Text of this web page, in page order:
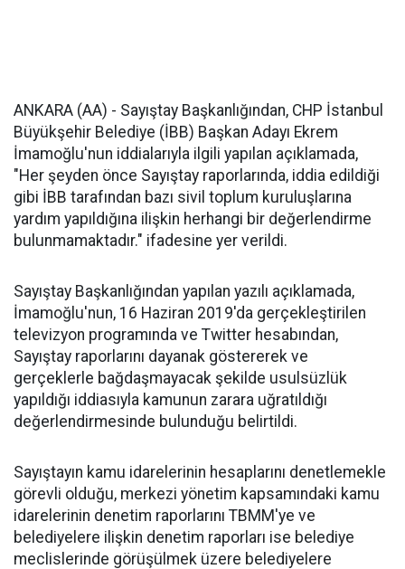
ANKARA (AA) - Sayıştay Başkanlığından, CHP İstanbul
Büyükşehir Belediye (İBB) Başkan Adayı Ekrem
İmamoğlu'nun iddialarıyla ilgili yapılan açıklamada,
"Her şeyden önce Sayıştay raporlarında, iddia edildiği
gibi İBB tarafından bazı sivil toplum kuruluşlarına
yardım yapıldığına ilişkin herhangi bir değerlendirme
bulunmamaktadır." ifadesine yer verildi.
Sayıştay Başkanlığından yapılan yazılı açıklamada,
İmamoğlu'nun, 16 Haziran 2019'da gerçekleştirilen
televizyon programında ve Twitter hesabından,
Sayıştay raporlarını dayanak göstererek ve
gerçeklerle bağdaşmayacak şekilde usulsüzlük
yapıldığı iddiasıyla kamunun zarara uğratıldığı
değerlendirmesinde bulunduğu belirtildi.
Sayıştayın kamu idarelerinin hesaplarını denetlemekle
görevli olduğu, merkezi yönetim kapsamındaki kamu
idarelerinin denetim raporlarını TBMM'ye ve
belediyelere ilişkin denetim raporları ise belediye
meclislerinde görüşülmek üzere belediyelere